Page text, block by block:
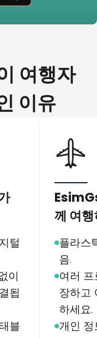
여행자
이유
털
이
됩
블
께 여
플라스
음.
여러
장하고
하세요.
개인